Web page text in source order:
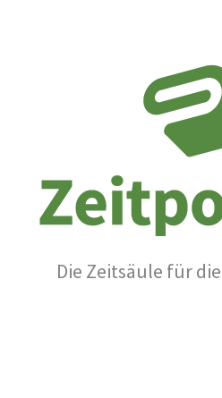
Die Zeitsäule für